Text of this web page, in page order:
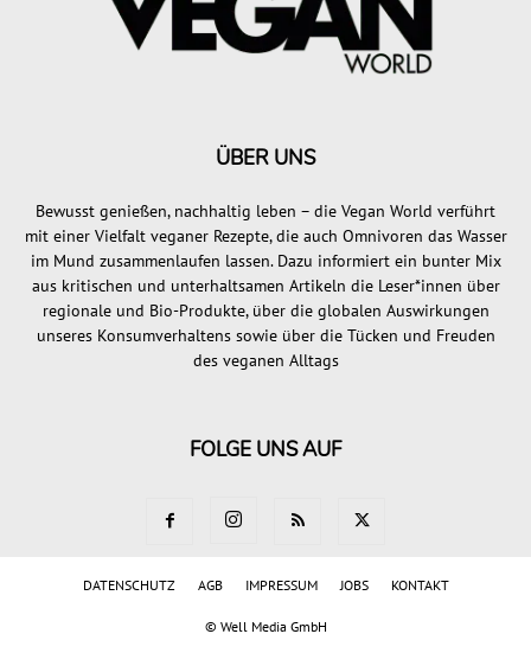
ÜBER UNS
Bewusst genießen, nachhaltig leben – die Vegan World verführt
mit einer Vielfalt veganer Rezepte, die auch Omnivoren das Wasser
im Mund zusammenlaufen lassen. Dazu informiert ein bunter Mix
aus kritischen und unterhaltsamen Artikeln die Leser*innen über
regionale und Bio-Produkte, über die globalen Auswirkungen
unseres Konsumverhaltens sowie über die Tücken und Freuden
des veganen Alltags
FOLGE UNS AUF
DATENSCHUTZ AGB IMPRESSUM JOBS KONTAKT
© Well Media GmbH